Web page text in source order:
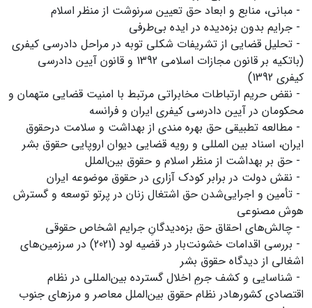
- مبانی، منابع و ابعاد حق تعیین سرنوشت از منظر اسلام
- جرایم بدون بزه‌دیده در ایده بی‌طرفی
- تحلیل قضایی از تشریفات شکلی توبه در مراحل دادرسی کیفری
(باتکیه بر قانون مجازات اسلامی 1392 و قانون آیین دادرسی
کیفری 1392)
- نقض حریم ارتباطات مخابراتی مرتبط با امنیت قضایی متهمان و
محکومان در آیین دادرسی کیفری ایران و فرانسه
- مطالعه تطبیقی حق بهره مندی از بهداشت و سلامت درحقوق
ایران، اسناد بین المللی و رویه قضایی دیوان اروپایی حقوق بشر
- حق بر بهداشت از منظر اسلام و حقوق بین‌الملل
- نقش دولت در برابر کودک آزاری در حقوق موضوعه ایران
- تأمین و اجرایی‌شدن حق اشتغال زنان در پرتو توسعه و گسترش
هوش مصنوعی
- چالش‌های احقاق حق بزه‌دیدگانِ جرایم اشخاص حقوقی
- بررسی اقدامات خشونت‌بار در قضیه لود (2021) در سرزمین‌های
اشغالی از دیدگاه حقوق بشر
- شناسایی و کشف جرمِ اخلال گسترده بین‌المللی در نظام
اقتصادی کشورهادر نظام حقوق بین‌الملل معاصر و مرزهای جنوب